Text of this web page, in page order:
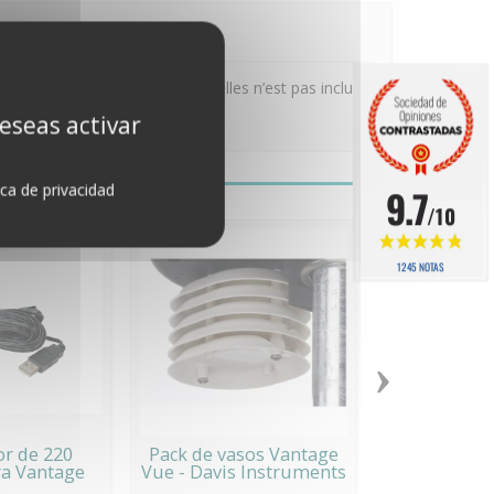
de rotation des coupelles n’est pas inclu
de 220
Vantage
Pack de vasos Vantage
Vue - Davis Instruments
›
9.7/10
1245 NOTAS
activar
de privacidad